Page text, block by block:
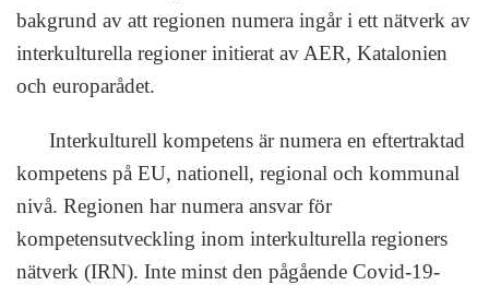
bakgrund av att regionen numera ingår i ett nätverk av
interkulturella regioner initierat av AER, Katalonien
och europarådet.
Interkulturell kompetens är numera en eftertraktad
kompetens på EU, nationell, regional och kommunal
nivå. Regionen har numera ansvar för
kompetensutveckling inom interkulturella regioners
nätverk (IRN). Inte minst den pågående Covid-19-